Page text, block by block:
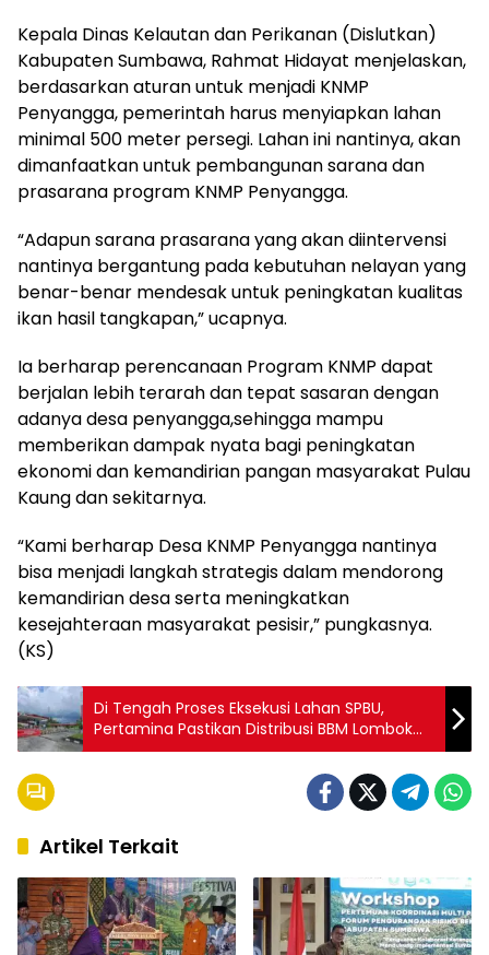
Kepala Dinas Kelautan dan Perikanan (Dislutkan)
Kabupaten Sumbawa, Rahmat Hidayat menjelaskan,
berdasarkan aturan untuk menjadi KNMP
Penyangga, pemerintah harus menyiapkan lahan
minimal 500 meter persegi. Lahan ini nantinya, akan
dimanfaatkan untuk pembangunan sarana dan
prasarana program KNMP Penyangga.
“Adapun sarana prasarana yang akan diintervensi
nantinya bergantung pada kebutuhan nelayan yang
benar-benar mendesak untuk peningkatan kualitas
ikan hasil tangkapan,” ucapnya.
Ia berharap perencanaan Program KNMP dapat
berjalan lebih terarah dan tepat sasaran dengan
adanya desa penyangga,sehingga mampu
memberikan dampak nyata bagi peningkatan
ekonomi dan kemandirian pangan masyarakat Pulau
Kaung dan sekitarnya.
“Kami berharap Desa KNMP Penyangga nantinya
bisa menjadi langkah strategis dalam mendorong
kemandirian desa serta meningkatkan
kesejahteraan masyarakat pesisir,” pungkasnya.
(KS)
Di Tengah Proses Eksekusi Lahan SPBU,
Pertamina Pastikan Distribusi BBM Lombok
Utara Tetap Aman
Artikel Terkait